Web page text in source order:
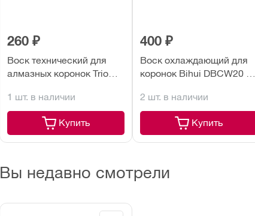
260 ₽
Воск технический для
алмазных коронок Trio
1 шт. в наличии
Купить
400 ₽
Воск охлаждающий для
коронок Bihui DBCW20 20
2 шт. в наличии
Купить
Вы недавно смотрели